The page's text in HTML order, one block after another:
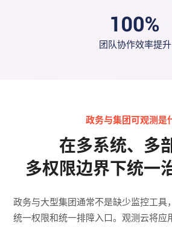
团队协作效率提升
政务与集团可观测是
在多系统、多
多权限边界下统一
政务与大型集团通常不是缺少监控工具
统一权限和统一排障入口。观测云将应